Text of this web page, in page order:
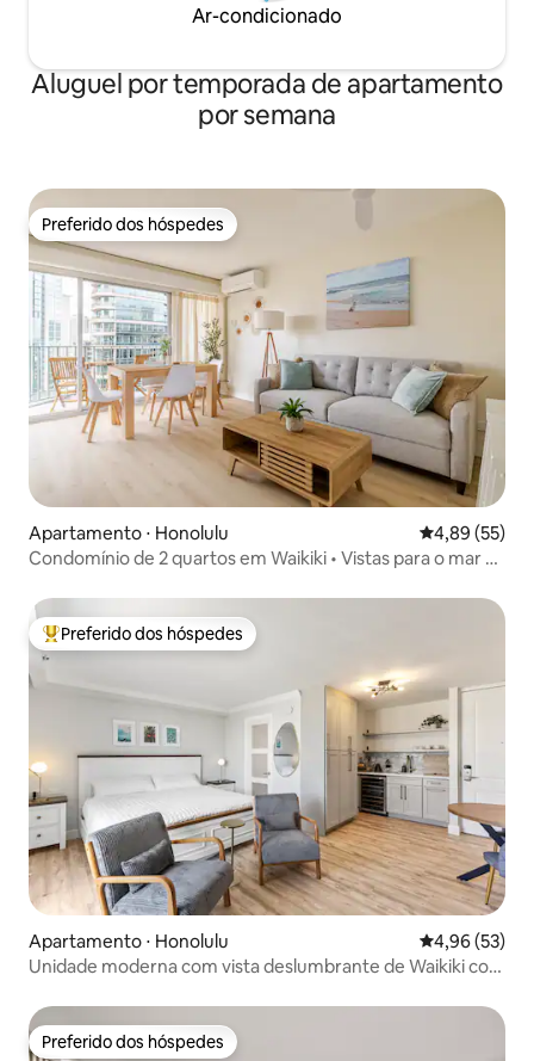
Ar-condicionado
Aluguel por temporada de apartamento
por semana
Preferido dos hóspedes
Preferido dos hóspedes
Apartamento ⋅ Honolulu 4,89 de uma
4,89 (55)
Condomínio de 2 quartos em Waikiki • Vistas para o mar e
Entre os melhores preferidos dos hóspedes
Preferido dos hóspedes
Apartamento ⋅ Honolulu 4,96 de uma
4,96 (53)
Unidade moderna com vista deslumbrante de Waikiki com
Preferido dos hóspedes
Preferido dos hóspedes